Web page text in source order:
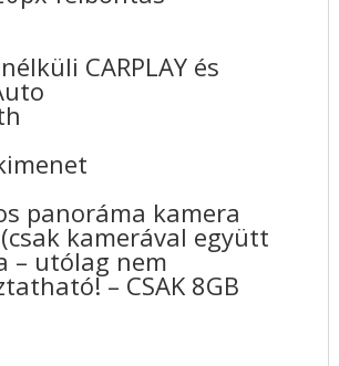
CARPLAY és
panoráma kamera
kamerával együtt
– utólag nem
– CSAK 8GB